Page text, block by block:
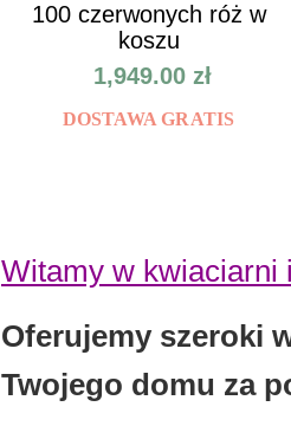
100 czerwonych róż w
koszu
1,949.00 zł
DOSTAWA GRATIS
Witamy w kwiaciarni
Oferujemy szeroki
Twojego domu za